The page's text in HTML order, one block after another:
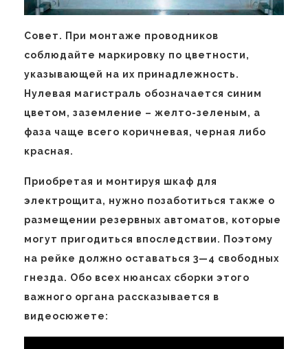
Совет. При монтаже проводников
соблюдайте маркировку по цветности,
указывающей на их принадлежность.
Нулевая магистраль обозначается синим
цветом, заземление – желто-зеленым, а
фаза чаще всего коричневая, черная либо
красная.
Приобретая и монтируя шкаф для
электрощита, нужно позаботиться также о
размещении резервных автоматов, которые
могут пригодиться впоследствии. Поэтому
на рейке должно оставаться 3—4 свободных
гнезда. Обо всех нюансах сборки этого
важного органа рассказывается в
видеосюжете: